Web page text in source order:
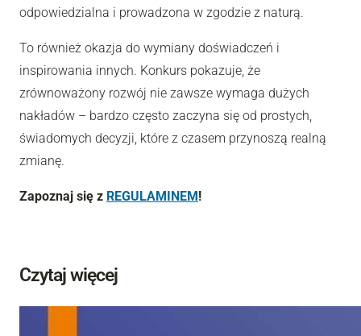
odpowiedzialna i prowadzona w zgodzie z naturą.
To również okazja do wymiany doświadczeń i
inspirowania innych. Konkurs pokazuje, że
zrównoważony rozwój nie zawsze wymaga dużych
nakładów – bardzo często zaczyna się od prostych,
świadomych decyzji, które z czasem przynoszą realną
zmianę.
Zapoznaj się z REGULAMINEM!
Czytaj więcej